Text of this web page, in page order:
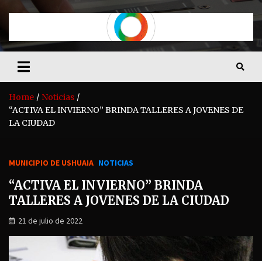
FM LIDER 104.1
Home
Noticias
“ACTIVA EL INVIERNO” BRINDA TALLERES A JOVENES DE
LA CIUDAD
MUNICIPIO DE USHUAIA NOTICIAS
“ACTIVA EL INVIERNO” BRINDA
TALLERES A JOVENES DE LA CIUDAD
21 de julio de 2022